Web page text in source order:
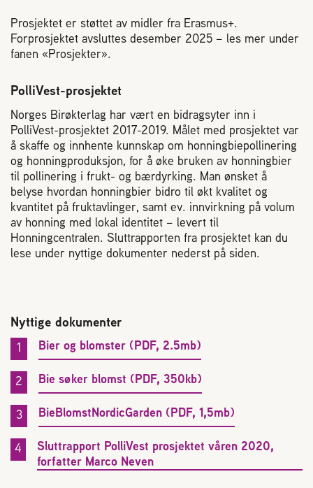
Prosjektet er støttet av midler fra Erasmus+.
Forprosjektet avsluttes desember 2025 – les mer under
fanen «Prosjekter».
PolliVest-prosjektet
Norges Birøkterlag har vært en bidragsyter inn i
PolliVest-prosjektet 2017-2019. Målet med prosjektet var
å skaffe og innhente kunnskap om honningbiepollinering
og honningproduksjon, for å øke bruken av honningbier
til pollinering i frukt- og bærdyrking. Man ønsket å
belyse hvordan honningbier bidro til økt kvalitet og
kvantitet på fruktavlinger, samt ev. innvirkning på volum
av honning med lokal identitet – levert til
Honningcentralen. Sluttrapporten fra prosjektet kan du
lese under nyttige dokumenter nederst på siden.
Nyttige dokumenter
Bier og blomster (PDF, 2.5mb)
Bie søker blomst (PDF, 350kb)
BieBlomstNordicGarden (PDF, 1,5mb)
Sluttrapport PolliVest prosjektet våren 2020,
forfatter Marco Neven